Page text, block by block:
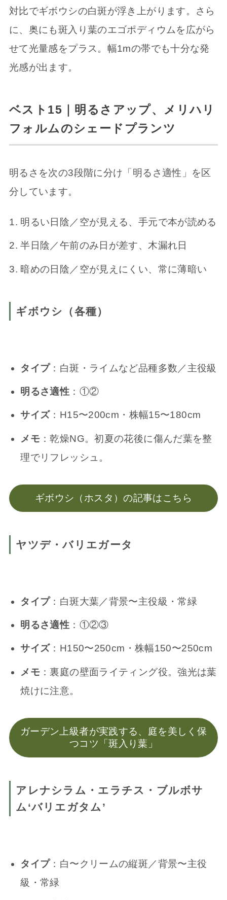
対比でギボウシの白斑が浮き上がります。さら
に、奥にも斑入り葉のエゴポディウムを広がら
せて光量感をプラス。幅1mの帯でも十分な発
光感が出ます。
ベスト15｜明るさアップ、メリハリ
フォルムのシェードプランツ
明るさを次の3段階に分け「明るさ適性」を区
分しています。
明るい日陰／空が見える、手元で本が読める
半日陰／午前のみ日が差す、木漏れ日
暗めの日陰／空が見えにくい、常に薄暗い
ギボウシ（各種）
タイプ：白斑・ライムなど品種多数／主役級
明るさ適性 ：①②
サイズ：H15〜200cm・株幅15〜180cm
メモ ：乾燥NG。初夏の花後に傷んだ葉を整
理でリフレッシュ。
ギボウシ（ホスタ）の記事はこちら
ヤツデ・バリエガータ
タイプ：白斑大葉／背景〜主役級・常緑
明るさ適性 ：①②③
サイズ：H150〜250cm・株幅150〜250cm
メモ ：裏庭の壁面ライティング役。強光は葉
焼けに注意。
ガーデン上級者が実践する、庭を美しく保
つコツ「斑入り葉」
アレナシラム・エラチス・ブルボサ
ム‘バリエガタム’
タイプ：白〜クリームの縦斑／背景〜主役
級・常緑